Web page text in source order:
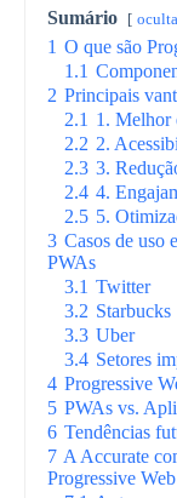
Sumário
1 O que são
1.1
2 Principais
2.1 1. Melhor
2.2 2.
2.3 3.
2.4 4.
2.5 5.
3 Casos de uso
PWAs
3.1 Twitter
3.2 Starbucks
3.3 Uber
3.4 Setores
4 Progressive
5 PWAs vs.
6 Tendências
7 A Accurate
Progressive